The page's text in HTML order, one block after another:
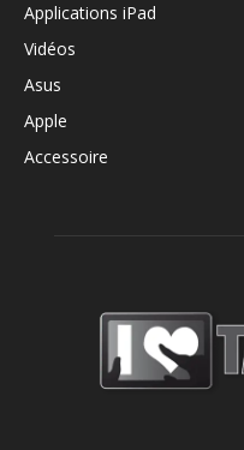
Applications iPad
Vidéos
Asus
Apple
Accessoire